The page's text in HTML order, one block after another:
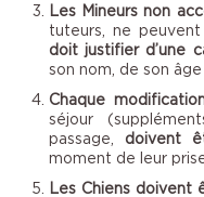
Les Mineurs non
tuteurs, ne
doit justifier d’une
son nom, de son
Chaque
séjour
passage, doivent
moment de leur
Les Chiens doivent